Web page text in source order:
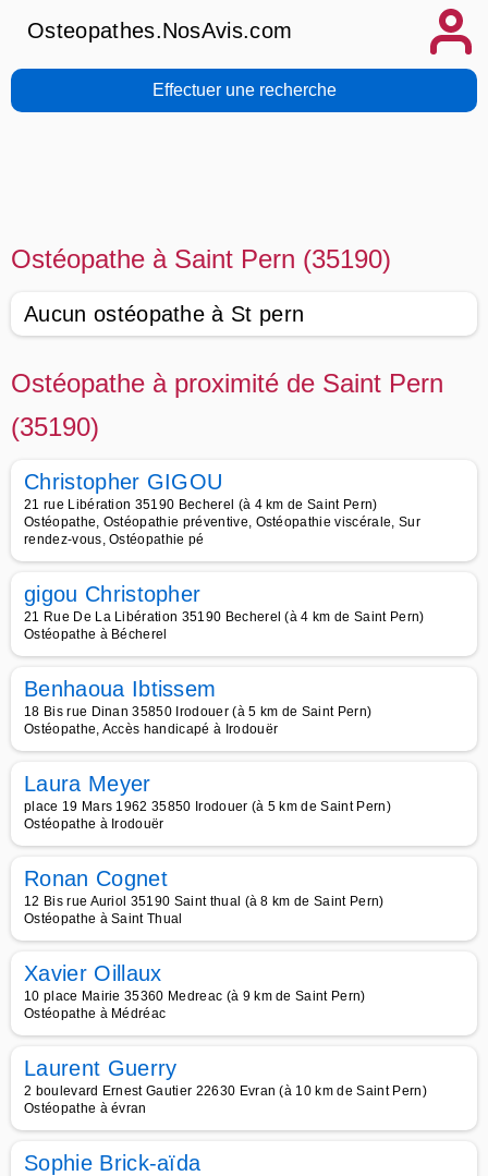
Osteopathes.NosAvis.com
Effectuer une recherche
Ostéopathe à Saint Pern (35190)
Aucun ostéopathe à St pern
Ostéopathe à proximité de Saint Pern
(35190)
Christopher GIGOU
21 rue Libération 35190 Becherel (à 4 km de Saint Pern)
Ostéopathe, Ostéopathie préventive, Ostéopathie viscérale, Sur
rendez-vous, Ostéopathie pé
gigou Christopher
21 Rue De La Libération 35190 Becherel (à 4 km de Saint Pern)
Ostéopathe à Bécherel
Benhaoua Ibtissem
18 Bis rue Dinan 35850 Irodouer (à 5 km de Saint Pern)
Ostéopathe, Accès handicapé à Irodouër
Laura Meyer
place 19 Mars 1962 35850 Irodouer (à 5 km de Saint Pern)
Ostéopathe à Irodouër
Ronan Cognet
12 Bis rue Auriol 35190 Saint thual (à 8 km de Saint Pern)
Ostéopathe à Saint Thual
Xavier Oillaux
10 place Mairie 35360 Medreac (à 9 km de Saint Pern)
Ostéopathe à Médréac
Laurent Guerry
2 boulevard Ernest Gautier 22630 Evran (à 10 km de Saint Pern)
Ostéopathe à évran
Sophie Brick-aïda